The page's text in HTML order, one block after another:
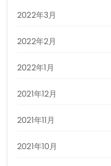
2022年3月
2022年2月
2022年1月
2021年12月
2021年11月
2021年10月